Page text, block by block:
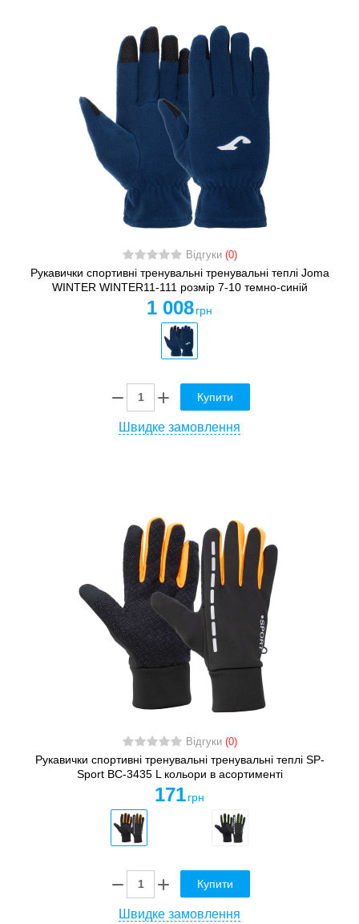
Відгуки (0)
Рукавички спортивні тренувальні тренувальні теплі Joma
WINTER WINTER11-111 розмір 7-10 темно-синій
1 008 грн
Купити
Швидке замовлення
Відгуки (0)
Рукавички спортивні тренувальні тренувальні теплі SP-
Sport BC-3435 L кольори в асортименті
171 грн
Купити
Швидке замовлення